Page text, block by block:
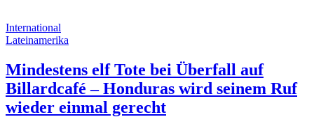
International
Lateinamerika
Mindestens elf Tote bei Überfall auf
Billardcafé – Honduras wird seinem Ruf
wieder einmal gerecht